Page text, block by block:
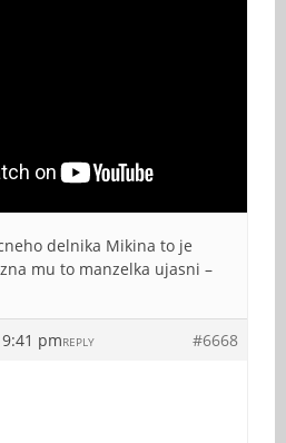
delnika Mikina to je
mu to manzelka ujasni –
pm #6668
REPLY